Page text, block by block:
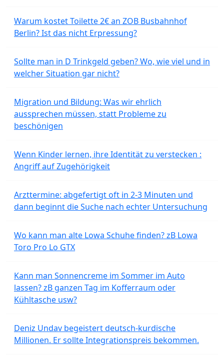
Warum kostet Toilette 2€ an ZOB Busbahnhof
Berlin? Ist das nicht Erpressung?
Sollte man in D Trinkgeld geben? Wo, wie viel und in
welcher Situation gar nicht?
Migration und Bildung: Was wir ehrlich
aussprechen müssen, statt Probleme zu
beschönigen
Wenn Kinder lernen, ihre Identität zu verstecken :
Angriff auf Zugehörigkeit
Arzttermine: abgefertigt oft in 2-3 Minuten und
dann beginnt die Suche nach echter Untersuchung
Wo kann man alte Lowa Schuhe finden? zB Lowa
Toro Pro Lo GTX
Kann man Sonnencreme im Sommer im Auto
lassen? zB ganzen Tag im Kofferraum oder
Kühltasche usw?
Deniz Undav begeistert deutsch-kurdische
Millionen. Er sollte Integrationspreis bekommen.